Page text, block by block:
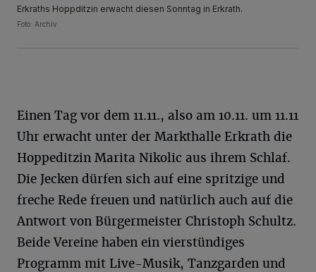
Erkraths Hoppditzin erwacht diesen Sonntag in Erkrath.
Foto: Archiv
Einen Tag vor dem 11.11., also am 10.11. um 11.11
Uhr erwacht unter der Markthalle Erkrath die
Hoppeditzin Marita Nikolic aus ihrem Schlaf.
Die Jecken dürfen sich auf eine spritzige und
freche Rede freuen und natürlich auch auf die
Antwort von Bürgermeister Christoph Schultz.
Beide Vereine haben ein vierstündiges
Programm mit Live-Musik, Tanzgarden und